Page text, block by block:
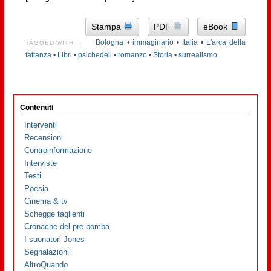
Stampa PDF eBook
TAGGED WITH → Bologna • immaginario• Italia • L'arca della
fattanza • Libri • psichedeli • romanzo• Storia • surrealismo
Contenuti
Interventi
Recensioni
Controinformazione
Interviste
Testi
Poesia
Cinema & tv
Schegge taglienti
Cronache del pre-bomba
I suonatori Jones
Segnalazioni
AltroQuando